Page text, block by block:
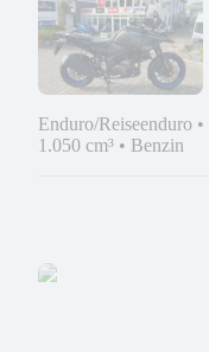
Enduro/Reiseenduro •
1.050 cm³ • Benzin